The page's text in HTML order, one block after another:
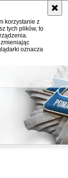
korzystanie z
tych plików, to
oznacza